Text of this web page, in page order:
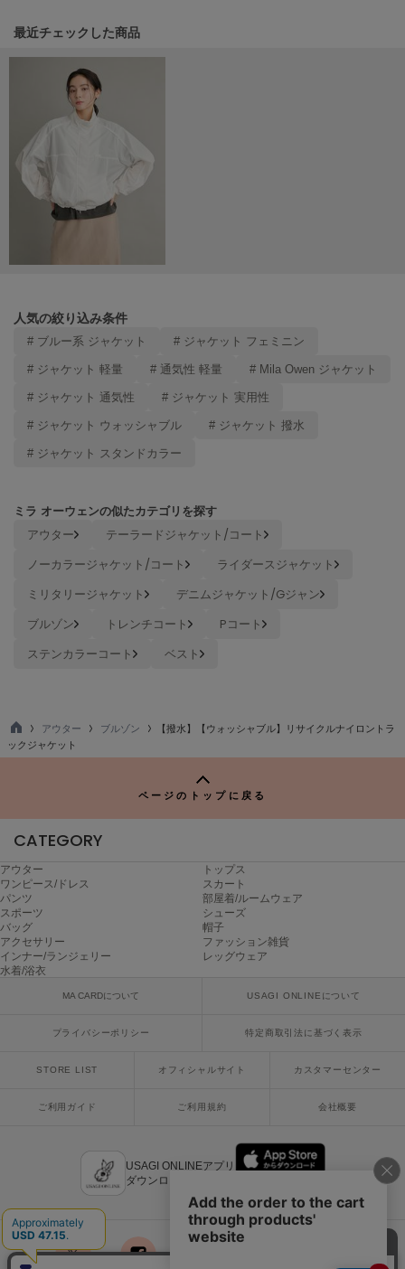
フィリーチョコレート
プーマ
Reebok
リーボック
sanrio house
サンリオハウス
セサミストリートマーケット
シャカ
スニーカーズ バイ エミ
Snow Peak
SNIDEL
スナイデル ホーム
SOMEWHERE BUTTER.
サムウェアバター
スタイルヴォイスフォー
SUICOKE
スイコック
SUPERGA
スペルガ
トーアンドトー
THE NORTH FACE
ザ・ノース・フェイス
最近チェックした商品
人気の絞り込み条件
# ブルー系 ジャケット # ジャケット フェミニン
# ジャケット 軽量 # 通気性 軽量 # Mila Owen ジャケット
# ジャケット 通気性 # ジャケット 実用性
# ジャケット ウォッシャブル # ジャケット 撥水
# ジャケット スタンドカラー
ミラ オーウェンの似たカテゴリを探す
アウター
テーラードジャケット/コート
ノーカラージャケット/コート
ライダースジャケット
ミリタリージャケット
デニムジャケット/Gジャン
ブルゾン
トレンチコート
Pコート
ステンカラーコート
ベスト
TO
P
アウター ブルゾン
【撥水】【ウォッシャブル】リサイクルナイロントラ
ックジャケット
ページのトップに戻る
CATEGORY
アウター
トップス
ワンピース/ドレス
スカート
パンツ
部屋着/ルームウェア
スポーツ
シューズ
バッグ
帽子
アクセサリー
ファッション雑貨
インナー/ランジェリー
レッグウェア
水着/浴衣
MA CARDについて USAGI ONLINEについて
プライバシーポリシー 特定商取引法に基づく表示
STORE LIST オフィシャルサイト カスタマーセンター
ご利用ガイド ご利用規約 会社概要
USAGI ONLINEアプリ
ダウンロードはこちら